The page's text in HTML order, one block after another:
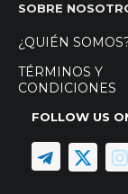
SOBRE
¿QUIÉN
TÉRMINOS Y
CONDICIONES
FOLLOW US